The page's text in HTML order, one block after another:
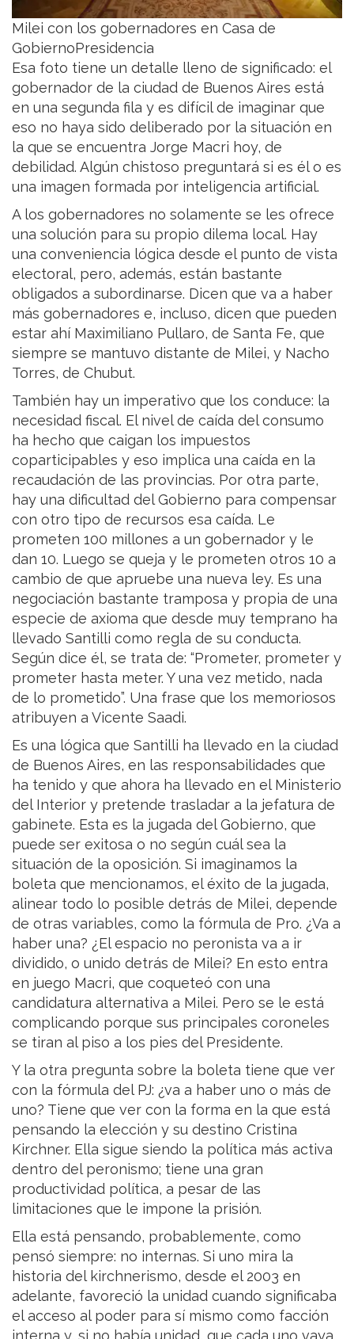
Milei con los gobernadores en Casa de
GobiernoPresidencia
Esa foto tiene un detalle lleno de significado: el
gobernador de la ciudad de Buenos Aires está
en una segunda fila y es difícil de imaginar que
eso no haya sido deliberado por la situación en
la que se encuentra Jorge Macri hoy, de
debilidad. Algún chistoso preguntará si es él o es
una imagen formada por inteligencia artificial.
A los gobernadores no solamente se les ofrece
una solución para su propio dilema local. Hay
una conveniencia lógica desde el punto de vista
electoral, pero, además, están bastante
obligados a subordinarse. Dicen que va a haber
más gobernadores e, incluso, dicen que pueden
estar ahí Maximiliano Pullaro, de Santa Fe, que
siempre se mantuvo distante de Milei, y Nacho
Torres, de Chubut.
También hay un imperativo que los conduce: la
necesidad fiscal. El nivel de caída del consumo
ha hecho que caigan los impuestos
coparticipables y eso implica una caída en la
recaudación de las provincias. Por otra parte,
hay una dificultad del Gobierno para compensar
con otro tipo de recursos esa caída. Le
prometen 100 millones a un gobernador y le
dan 10. Luego se queja y le prometen otros 10 a
cambio de que apruebe una nueva ley. Es una
negociación bastante tramposa y propia de una
especie de axioma que desde muy temprano ha
llevado Santilli como regla de su conducta.
Según dice él, se trata de: “Prometer, prometer y
prometer hasta meter. Y una vez metido, nada
de lo prometido”. Una frase que los memoriosos
atribuyen a Vicente Saadi.
Es una lógica que Santilli ha llevado en la ciudad
de Buenos Aires, en las responsabilidades que
ha tenido y que ahora ha llevado en el Ministerio
del Interior y pretende trasladar a la jefatura de
gabinete. Esta es la jugada del Gobierno, que
puede ser exitosa o no según cuál sea la
situación de la oposición. Si imaginamos la
boleta que mencionamos, el éxito de la jugada,
alinear todo lo posible detrás de Milei, depende
de otras variables, como la fórmula de Pro. ¿Va a
haber una? ¿El espacio no peronista va a ir
dividido, o unido detrás de Milei? En esto entra
en juego Macri, que coqueteó con una
candidatura alternativa a Milei. Pero se le está
complicando porque sus principales coroneles
se tiran al piso a los pies del Presidente.
Y la otra pregunta sobre la boleta tiene que ver
con la fórmula del PJ: ¿va a haber uno o más de
uno? Tiene que ver con la forma en la que está
pensando la elección y su destino Cristina
Kirchner. Ella sigue siendo la política más activa
dentro del peronismo; tiene una gran
productividad política, a pesar de las
limitaciones que le impone la prisión.
Ella está pensando, probablemente, como
pensó siempre: no internas. Si uno mira la
historia del kirchnerismo, desde el 2003 en
adelante, favoreció la unidad cuando significaba
el acceso al poder para sí mismo como facción
interna y, si no había unidad, que cada uno vaya